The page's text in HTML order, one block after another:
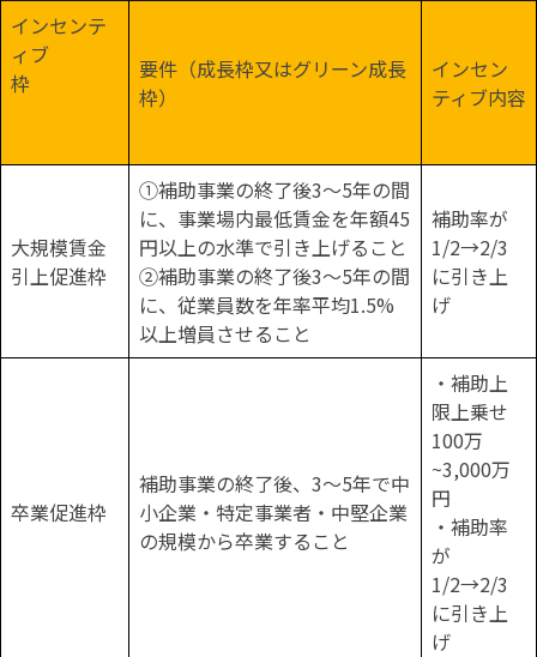
インセンテ
ィブ
枠
要件（成長枠又はグリーン成長
枠）
インセン
ティブ内容
大規模賃金
引上促進枠
①補助事業の終了後3～5年の間
に、事業場内最低賃金を年額45
円以上の水準で引き上げること
②補助事業の終了後3～5年の間
に、従業員数を年率平均1.5%
以上増員させること
補助率が
1/2→2/3
に引き上
げ
卒業促進枠
補助事業の終了後、3〜5年で中
⼩企業・特定事業者・中堅企業
の規模から卒業すること
・補助上
限上乗せ
100万
~3,000万
円
・補助率
が
1/2→2/3
に引き上
げ